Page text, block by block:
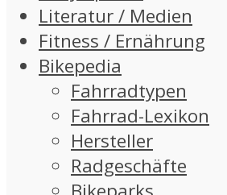
Literatur / Medien
Fitness / Ernährung
Bikepedia
Fahrradtypen
Fahrrad-Lexikon
Hersteller
Radgeschäfte